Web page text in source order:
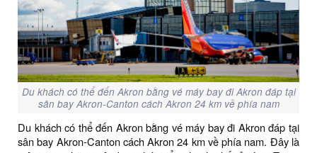
Du khách có thể đến Akron bằng vé máy bay đi Akron đáp tại
sân bay Akron-Canton cách Akron 24 km về phía nam
Du khách có thể đến Akron bằng vé máy bay đi Akron đáp tại
sân bay Akron-Canton cách Akron 24 km về phía nam. Đây là